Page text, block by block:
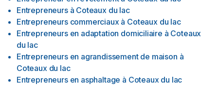
Entrepreneurs à Coteaux du lac
Entrepreneurs commerciaux à Coteaux du lac
Entrepreneurs en adaptation domiciliaire à Coteaux
du lac
Entrepreneurs en agrandissement de maison à
Coteaux du lac
Entrepreneurs en asphaltage à Coteaux du lac